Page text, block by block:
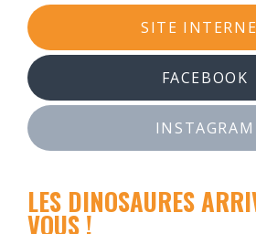
SITE
FACEBOOK
INSTAGRAM
LES DINOSAURES
VOUS !